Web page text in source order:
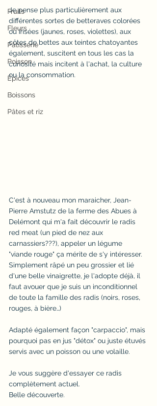
Fruits
Fleurs
Pâtisserie
Poisson
Épices
Boissons
Pâtes et riz
Je pense plus particulièrement aux
différentes sortes de betteraves colorées
ou irisées (jaunes, roses, violettes), aux
côtes de bettes aux teintes chatoyantes
également, suscitent en tous les cas la
curiosité mais incitent à l'achat, la culture
ou la consommation.
C'est à nouveau mon maraicher, Jean-
Pierre Amstutz de la ferme des Abues à
Delémont qui m'a fait découvrir le radis
red meat (un pied de nez aux
carnassiers???), appeler un légume
"viande rouge" ça mérite de s'y intéresser.
Simplement râpé un peu grossier et lié
d'une belle vinaigrette, je l'adopte déjà, il
faut avouer que je suis un inconditionnel
de toute la famille des radis (noirs, roses,
rouges, à bière…)
Adapté également façon "carpaccio", mais
pourquoi pas en jus "détox" ou juste étuvés
servis avec un poisson ou une volaille.
Je vous suggère d'essayer ce radis
complètement actuel.
Belle découverte.